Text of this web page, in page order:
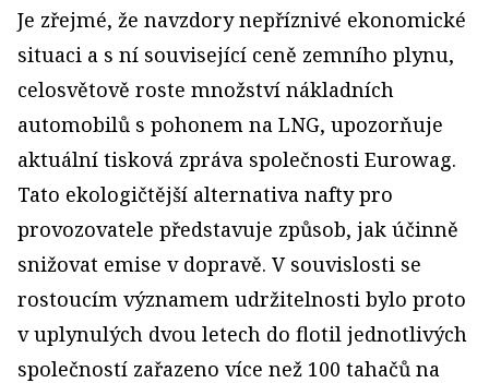
Je zřejmé, že navzdory nepříznivé ekonomické
situaci a s ní související ceně zemního plynu,
celosvětově roste množství nákladních
automobilů s pohonem na LNG, upozorňuje
aktuální tisková zpráva společnosti Eurowag.
Tato ekologičtější alternativa nafty pro
provozovatele představuje způsob, jak účinně
snižovat emise v dopravě. V souvislosti se
rostoucím významem udržitelnosti bylo proto
v uplynulých dvou letech do flotil jednotlivých
společností zařazeno více než 100 tahačů na